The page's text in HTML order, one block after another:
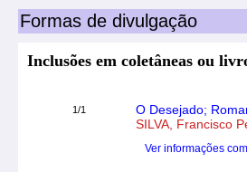
Formas de divulgação
Inclusões em coletâneas ou
1/1
O Desejado;
SILVA, Francisco
Ver informações